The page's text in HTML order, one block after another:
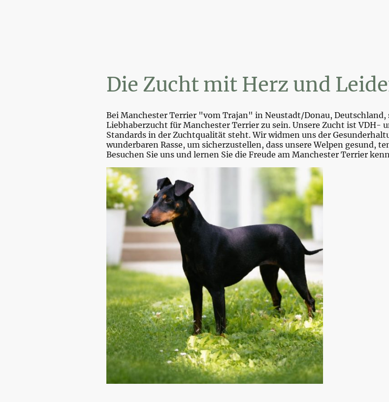
Die Zucht mit Herz und
Bei Manchester Terrier "vom Trajan" in Neustadt/Donau,
Liebhaberzucht für Manchester Terrier zu sein. Unsere Zucht ist VDH-
Standards in der Zuchtqualität steht. Wir widmen uns der
wunderbaren Rasse, um sicherzustellen, dass unsere Welpen gesund,
Besuchen Sie uns und lernen Sie die Freude am Manchester Terrier